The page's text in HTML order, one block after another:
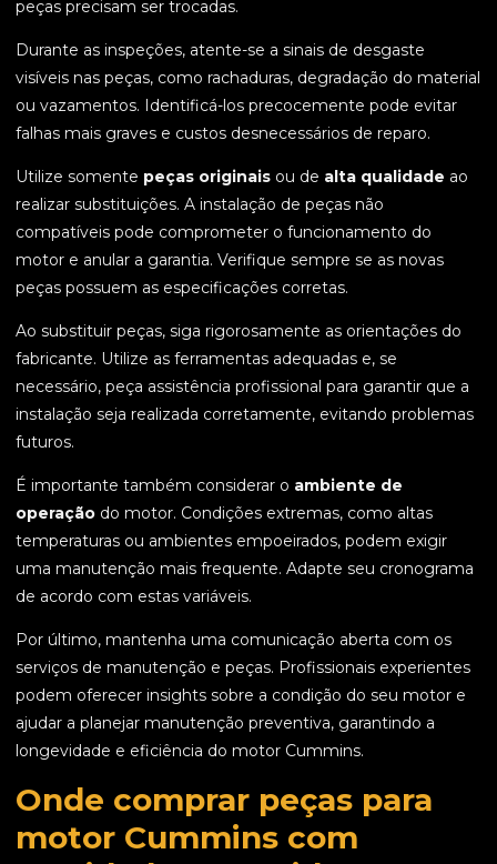
peças precisam ser trocadas.
Durante as inspeções, atente-se a sinais de desgaste
visíveis nas peças, como rachaduras, degradação do material
ou vazamentos. Identificá-los precocemente pode evitar
falhas mais graves e custos desnecessários de reparo.
Utilize somente peças originais ou de alta qualidade ao
realizar substituições. A instalação de peças não
compatíveis pode comprometer o funcionamento do
motor e anular a garantia. Verifique sempre se as novas
peças possuem as especificações corretas.
Ao substituir peças, siga rigorosamente as orientações do
fabricante. Utilize as ferramentas adequadas e, se
necessário, peça assistência profissional para garantir que a
instalação seja realizada corretamente, evitando problemas
futuros.
É importante também considerar o ambiente de
operação do motor. Condições extremas, como altas
temperaturas ou ambientes empoeirados, podem exigir
uma manutenção mais frequente. Adapte seu cronograma
de acordo com estas variáveis.
Por último, mantenha uma comunicação aberta com os
serviços de manutenção e peças. Profissionais experientes
podem oferecer insights sobre a condição do seu motor e
ajudar a planejar manutenção preventiva, garantindo a
longevidade e eficiência do motor Cummins.
Onde comprar peças para
motor Cummins com